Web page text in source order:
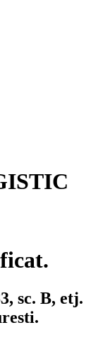
sc. B, etj.